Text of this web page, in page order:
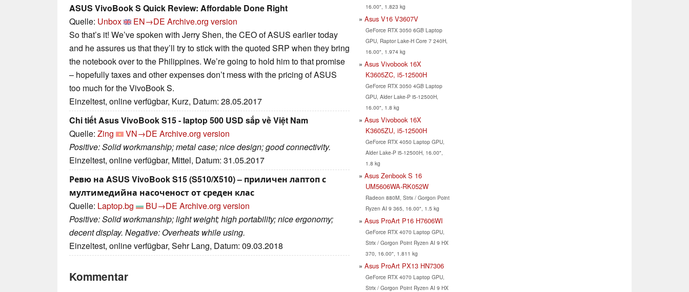
ASUS VivoBook S Quick Review: Affordable Done Right
Quelle: Unbox EN→DE Archive.org version
So that’s it! We’ve spoken with Jerry Shen, the CEO of ASUS earlier today
and he assures us that they’ll try to stick with the quoted SRP when they bring
the notebook over to the Philippines. We’re going to hold him to that promise
– hopefully taxes and other expenses don’t mess with the pricing of ASUS
too much for the VivoBook S.
Einzeltest, online verfügbar, Kurz, Datum: 28.05.2017
Chi tiết Asus VivoBook S15 - laptop 500 USD sắp về Việt Nam
Quelle: Zing VN→DE Archive.org version
Positive: Solid workmanship; metal case; nice design; good connectivity.
Einzeltest, online verfügbar, Mittel, Datum: 31.05.2017
Ревю на ASUS VivoBook S15 (S510/X510) – приличен лаптоп с
мултимедийна насоченост от среден клас
Quelle: Laptop.bg BU→DE Archive.org version
Positive: Solid workmanship; light weight; high portability; nice ergonomy;
decent display. Negative: Overheats while using.
Einzeltest, online verfügbar, Sehr Lang, Datum: 09.03.2018
Kommentar
16.00", 1.823 kg
Asus V16 V3607V
GeForce RTX 3050 6GB Laptop
GPU, Raptor Lake-H Core 7 240H,
16.00", 1.974 kg
Asus Vivobook 16X
K3605ZC, i5-12500H
GeForce RTX 3050 4GB Laptop
GPU, Alder Lake-P i5-12500H,
16.00", 1.8 kg
Asus Vivobook 16X
K3605ZU, i5-12500H
GeForce RTX 4050 Laptop GPU,
Alder Lake-P i5-12500H, 16.00",
1.8 kg
Asus Zenbook S 16
UM5606WA-RK052W
Radeon 880M, Strix / Gorgon Point
Ryzen AI 9 365, 16.00", 1.5 kg
Asus ProArt P16 H7606WI
GeForce RTX 4070 Laptop GPU,
Strix / Gorgon Point Ryzen AI 9 HX
370, 16.00", 1.811 kg
Asus ProArt PX13 HN7306
GeForce RTX 4070 Laptop GPU,
Strix / Gorgon Point Ryzen AI 9 HX